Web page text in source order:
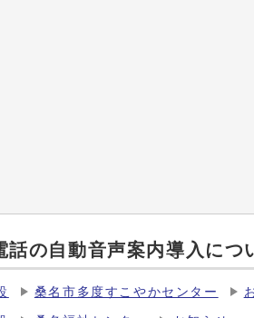
の自動音声案内導入につ
桑名市多度すこやかセンター